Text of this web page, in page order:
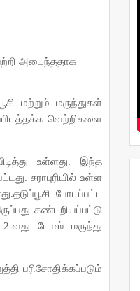
அடைந்ததாக
மற்றும் மருந்துகள்
வெற்றிகளை
உள்ளது. இந்த
சராபுரியில் உள்ள
போடப்பட்ட
கண்டறியப்பட்டு
வது டோஸ் மருந்து
பரிசோதிக்கப்படும்